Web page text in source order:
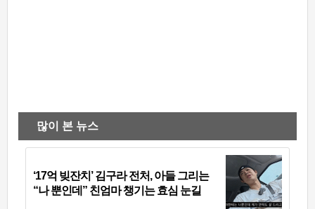
많이 본 뉴스
‘17억 빚잔치’ 김구라 전처, 아들 그리는
“나 뿐인데” 친엄마 챙기는 효심 눈길